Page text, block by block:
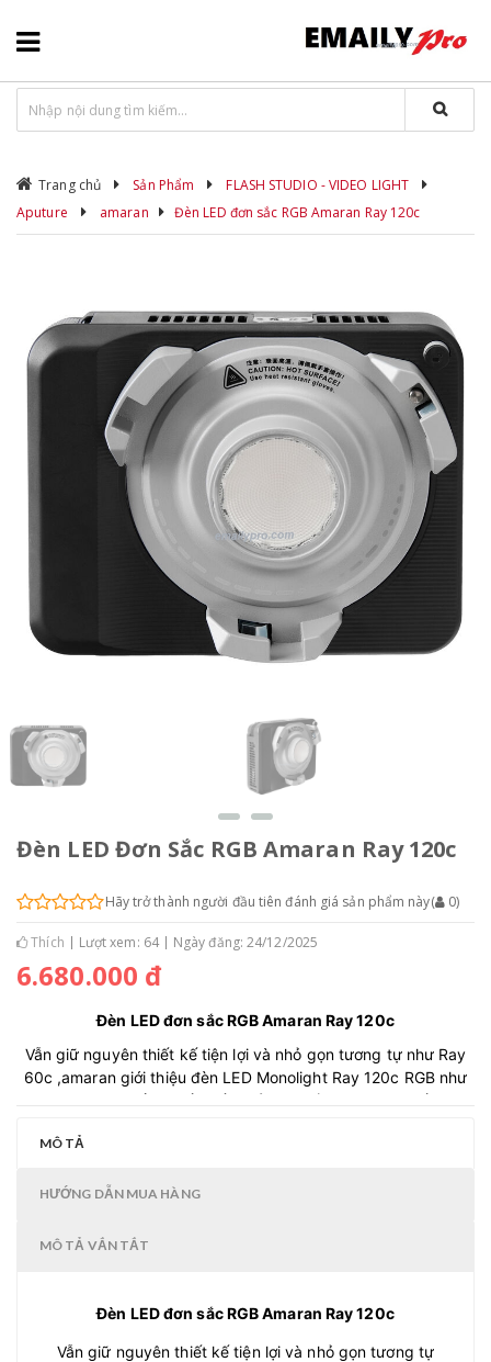
Trang chủ Sản Phẩm
FLASH STUDIO - VIDEO LIGHT
Aputure
amaran Đèn LED đơn sắc RGB Amaran Ray 120c
Đèn LED Đơn Sắc RGB Amaran Ray 120c
Hãy trở thành người đầu tiên đánh giá sản phẩm này( 0)
Thích Lượt xem: 64 Ngày đăng: 24/12/2025
6.680.000 đ
Đèn LED đơn sắc RGB Amaran Ray 120c
Vẫn giữ nguyên thiết kế tiện lợi và nhỏ gọn tương tự như Ray
60c ,amaran giới thiệu đèn LED Monolight Ray 120c RGB như
một đèn LED điểm nguồn đầy đủ màu sắc với công suất cao
MÔ TẢ
HƯỚNG DẪN MUA HÀNG
MÔ TẢ VẮN TẮT
Đèn LED đơn sắc RGB Amaran Ray 120c
Vẫn giữ nguyên thiết kế tiện lợi và nhỏ gọn tương tự